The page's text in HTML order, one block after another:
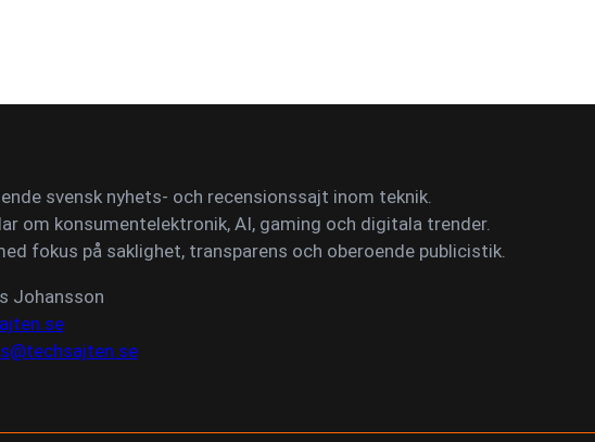
svensk nyhets- och recensionssajt inom teknik.
om konsumentelektronik, AI, gaming och digitala trender.
fokus på saklighet, transparens och oberoende publicistik.
Johansson